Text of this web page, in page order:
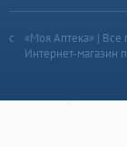
«Моя Аптека» |
Интернет-магазин